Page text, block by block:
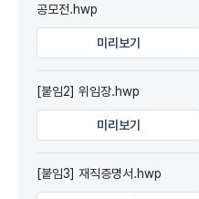
공모전.hwp
미리보기
[붙임2] 위임장.hwp
미리보기
[붙임3] 재직증명서.hwp